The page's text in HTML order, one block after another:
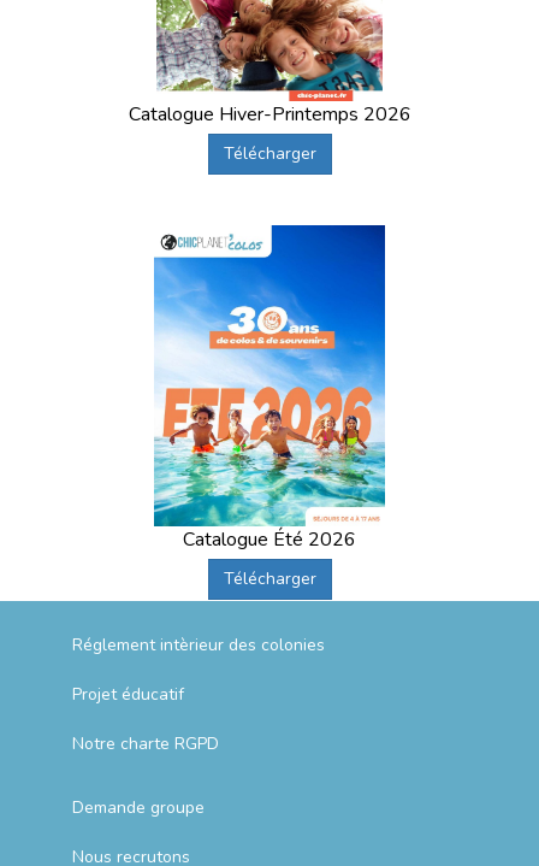
Catalogue Hiver-Printemps 2026
Télécharger
Catalogue Été 2026
Télécharger
Réglement intèrieur des colonies
Projet éducatif
Notre charte RGPD
Demande groupe
Nous recrutons